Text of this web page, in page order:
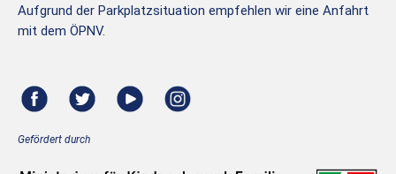
Aufgrund der Parkplatzsituation empfehlen wir eine Anfahrt
mit dem ÖPNV.
Gefördert durch